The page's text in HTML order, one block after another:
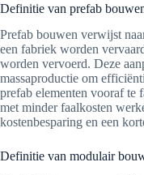
Definitie van prefab
Prefab bouwen verwijst
een fabriek worden
worden vervoerd. Deze
massaproductie om
prefab elementen vooraf te
met minder faalkosten
kostenbesparing en een
Definitie van modulair